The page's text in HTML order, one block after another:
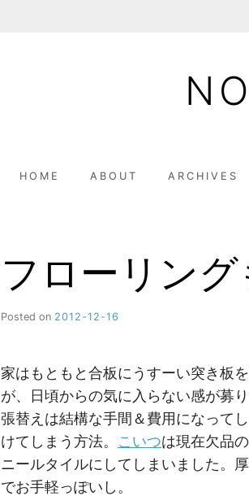
HOME ABOUT ARCHIVES
フローリング
Posted on 2012-12-16
家はもともと合板にうすーい突き板
が、日頃からの気に入らない感が募
張替えは結構な手間＆費用になって
けてしまう方法。 こいつは現在欠品
ニールタイルにしてしまいました。
でお手軽っぽいし。